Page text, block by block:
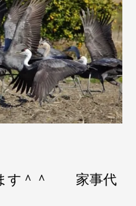
ます＾＾ 家事代